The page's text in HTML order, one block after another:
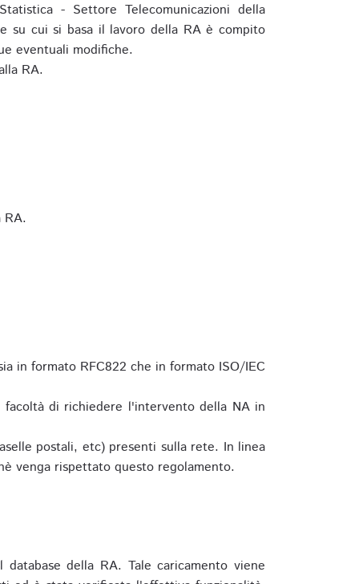
- Settore Telecomunicazioni della
su cui si basa il lavoro della RA è compito
eventuali modifiche.
RA.
in formato RFC822 che in formato ISO/IEC
di richiedere l'intervento della NA in
postali, etc) presenti sulla rete. In linea
venga rispettato questo regolamento.
della RA. Tale caricamento viene